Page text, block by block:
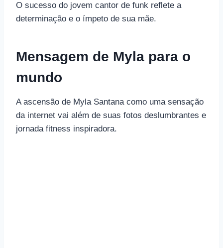
O sucesso do jovem cantor de funk reflete a
determinação e o ímpeto de sua mãe.
Mensagem de Myla para o
mundo
A ascensão de Myla Santana como uma sensação
da internet vai além de suas fotos deslumbrantes e
jornada fitness inspiradora.